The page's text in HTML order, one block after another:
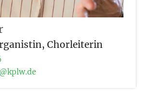
Chorleiterin